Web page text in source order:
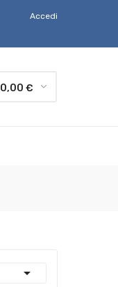
Accedi
0,00 €
